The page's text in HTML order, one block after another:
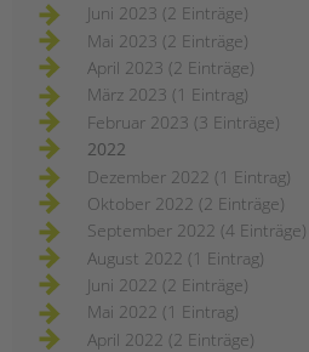
Juni 2023 (2 Einträge)
Mai 2023 (2 Einträge)
April 2023 (2 Einträge)
März 2023 (1 Eintrag)
Februar 2023 (3 Einträge)
2022
Dezember 2022 (1 Eintrag)
Oktober 2022 (2 Einträge)
September 2022 (4 Einträge)
August 2022 (1 Eintrag)
Juni 2022 (2 Einträge)
Mai 2022 (1 Eintrag)
April 2022 (2 Einträge)